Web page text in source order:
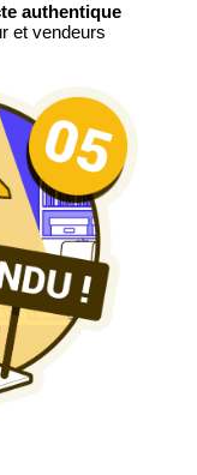
authentique
et vendeurs